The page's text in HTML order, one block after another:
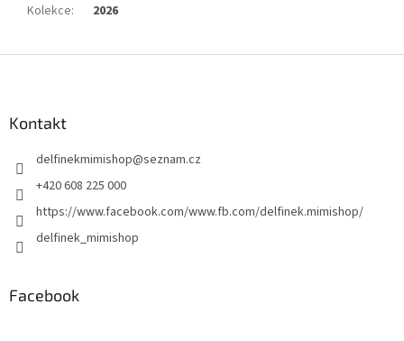
Kolekce: 2026
Kontakt
delfinekmimishop@seznam.cz
+420 608 225 000
https://www.facebook.com/www.fb.com/delfinek.mimishop/
delfinek_mimishop
Facebook